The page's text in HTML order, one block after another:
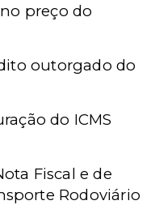
preço do
outorgado do
do ICMS
Fiscal e de
Rodoviário